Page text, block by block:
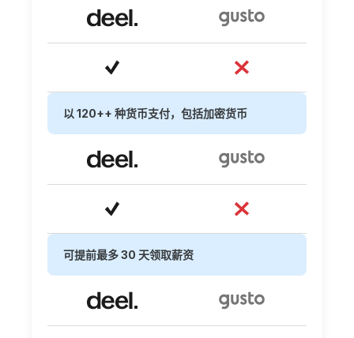
以 120++ 种货币支付，包括加密货币
可提前最多 30 天领取薪资